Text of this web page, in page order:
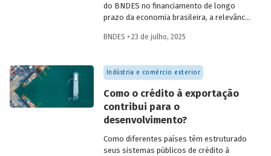
do BNDES no financiamento de longo
prazo da economia brasileira, a relevância
Amazônia e FGI para o desenvolvimento,
públicos de crédito à exportação, o novo
protagonismo da política industrial, um
método para calcular prêmio de risco em
projetos de infraestrutura e o controle
societário de companhias abertas por
fundos de investimento no Brasil.
BNDES • 23 de julho, 2025
Indústria e comércio exterior
Como o crédito à exportação
contribui para o
desenvolvimento?
Como diferentes países têm estruturado
seus sistemas públicos de crédito à